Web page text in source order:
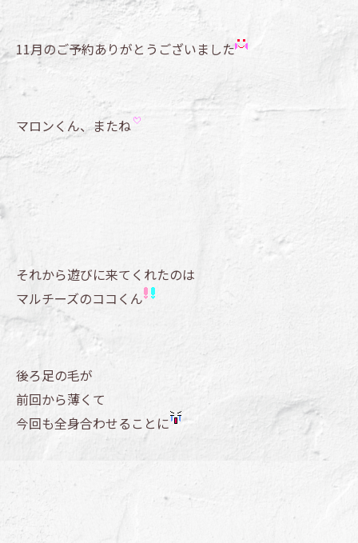
11月のご予約ありがとうございました
マロンくん、またね
それから遊びに来てくれたのは
マルチーズのココくん
後ろ足の毛が
前回から薄くて
今回も全身合わせることに